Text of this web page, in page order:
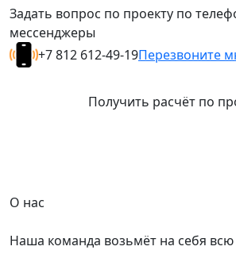
Задать вопрос по проекту по
мессенджеры
+7 812 612-49-19Перезвоните
Получить расчёт по
О нас
Наша команда возьмёт на себя всю